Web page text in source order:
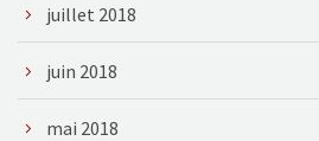
juillet 2018
juin 2018
mai 2018